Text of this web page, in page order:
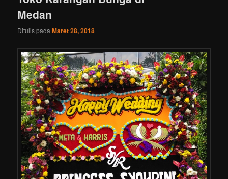
Medan
Ditulis padaMaret 28, 2018